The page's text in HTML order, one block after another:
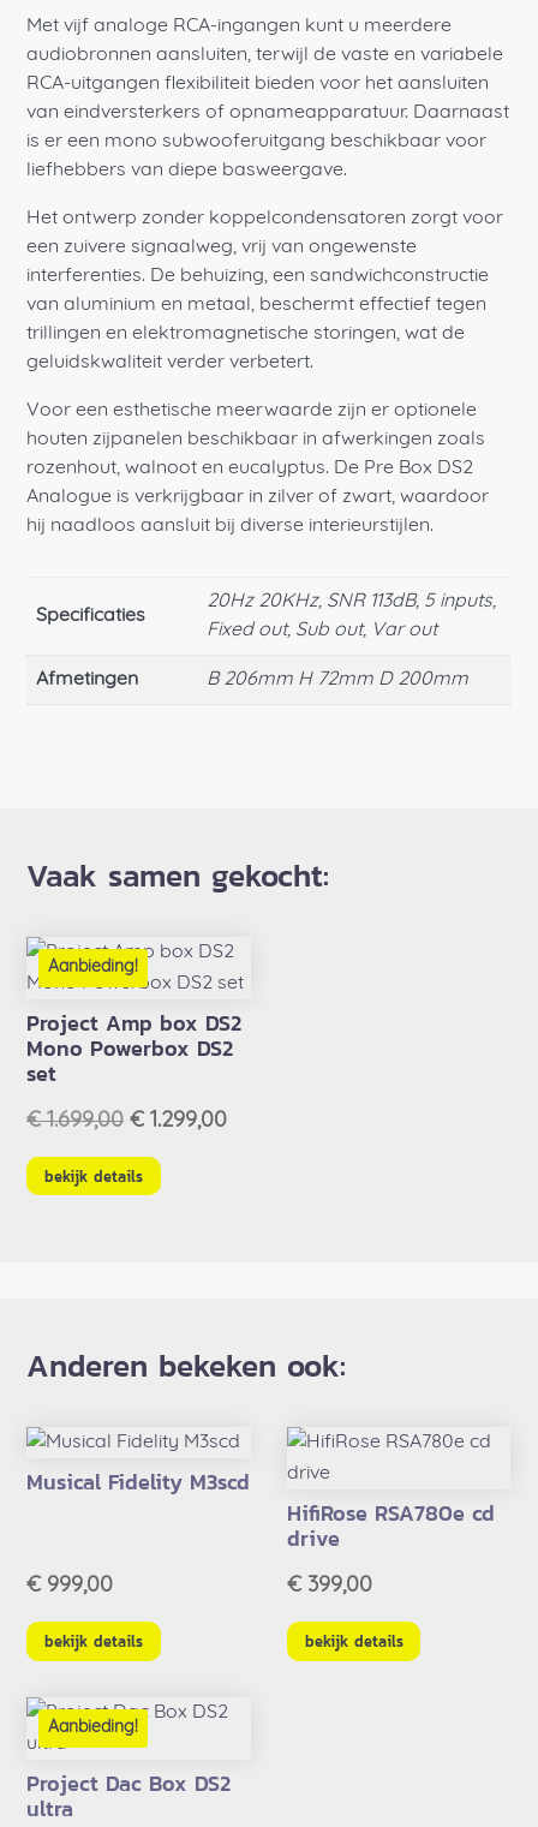
Met vijf analoge RCA-ingangen kunt u meerdere
audiobronnen aansluiten, terwijl de vaste en variabele
RCA-uitgangen flexibiliteit bieden voor het aansluiten
van eindversterkers of opnameapparatuur. Daarnaast
is er een mono subwooferuitgang beschikbaar voor
liefhebbers van diepe basweergave.
Het ontwerp zonder koppelcondensatoren zorgt voor
een zuivere signaalweg, vrij van ongewenste
interferenties. De behuizing, een sandwichconstructie
van aluminium en metaal, beschermt effectief tegen
trillingen en elektromagnetische storingen, wat de
geluidskwaliteit verder verbetert.
Voor een esthetische meerwaarde zijn er optionele
houten zijpanelen beschikbaar in afwerkingen zoals
rozenhout, walnoot en eucalyptus. De Pre Box DS2
Analogue is verkrijgbaar in zilver of zwart, waardoor
hij naadloos aansluit bij diverse interieurstijlen.
Specificaties
20Hz 20KHz, SNR 113dB, 5 inputs,
Fixed out, Sub out, Var out
Afmetingen B 206mm H 72mm D 200mm
Vaak samen gekocht:
Aanbieding!
Project Amp box DS2
Mono Powerbox DS2
set
€1.699,00 Oorspronkelijke
was:
€ 1.699,00.
€ 1.299,00Huidige
bekijk details
Anderen bekeken ook:
Musical Fidelity M3scd
€ 999,00
bekijk details
HifiRose RSA780e cd
drive
€399,00
bekijk details
Aanbieding!
Project Dac Box DS2
ultra